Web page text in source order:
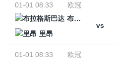
01-01 08:33
欧冠
布拉格斯巴达
vs
里昂
01-01 08:33
欧冠